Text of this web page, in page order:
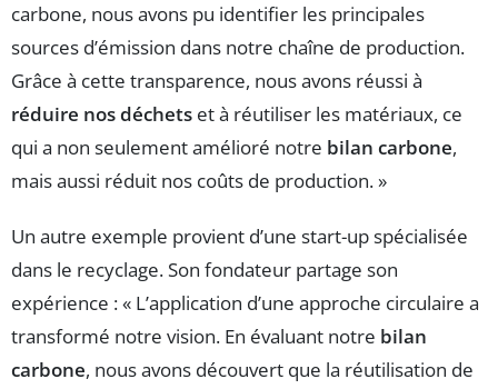
carbone, nous avons pu identifier les principales
sources d’émission dans notre chaîne de production.
Grâce à cette transparence, nous avons réussi à
réduire nos déchets et à réutiliser les matériaux, ce
qui a non seulement amélioré notre bilan carbone,
mais aussi réduit nos coûts de production. »
Un autre exemple provient d’une start-up spécialisée
dans le recyclage. Son fondateur partage son
expérience : « L’application d’une approche circulaire a
transformé notre vision. En évaluant notre bilan
carbone, nous avons découvert que la réutilisation de